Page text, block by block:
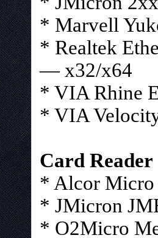
* Marvell
* Realtek
— x32/x64
* VIA Rhine
* VIA
Card Reader
* Alcor Micro
* JMicron
* O2Micro